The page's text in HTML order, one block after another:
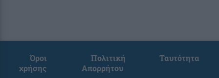
Όροι
χρήσης
Πολιτική
Απορρήτου
Ταυτότητα